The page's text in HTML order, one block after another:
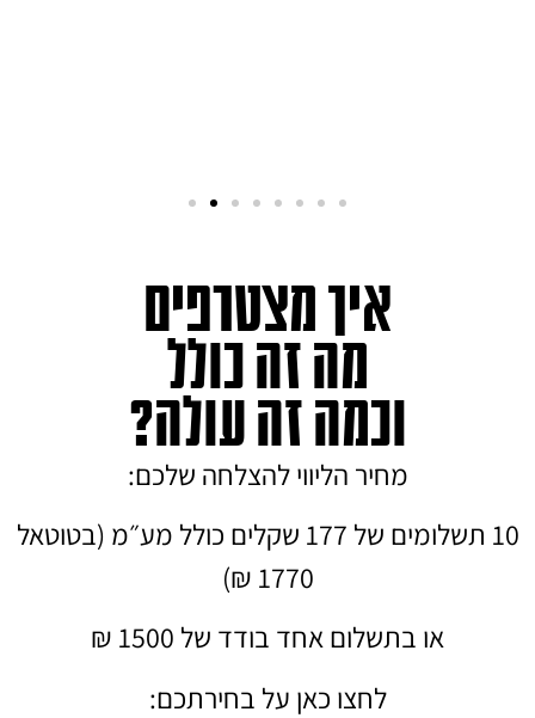
איך מצטרפים
מה זה כולל
וכמה זה עולה?
מחיר הליווי להצלחה שלכם:
10 תשלומים של 177 שקלים כולל מע״מ (בטוטאל
1770 ₪)
או בתשלום אחד בודד של 1500 ₪
לחצו כאן על בחירתכם: